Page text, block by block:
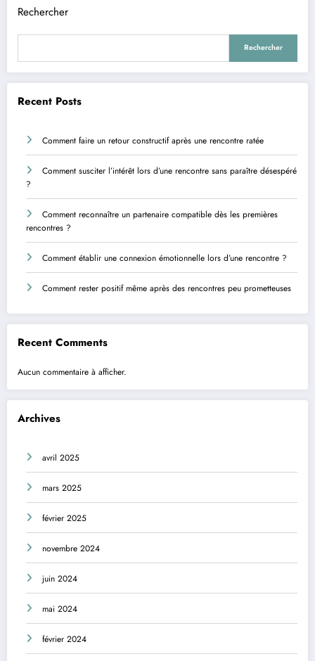
Rechercher
Rechercher
Recent Posts
Comment faire un retour constructif après une rencontre ratée
Comment susciter l’intérêt lors d’une rencontre sans paraître désespéré
?
Comment reconnaître un partenaire compatible dès les premières
rencontres ?
Comment établir une connexion émotionnelle lors d’une rencontre ?
Comment rester positif même après des rencontres peu prometteuses
Recent Comments
Aucun commentaire à afficher.
Archives
avril 2025
mars 2025
février 2025
novembre 2024
juin 2024
mai 2024
février 2024